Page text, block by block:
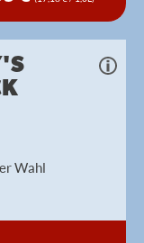
Wahl